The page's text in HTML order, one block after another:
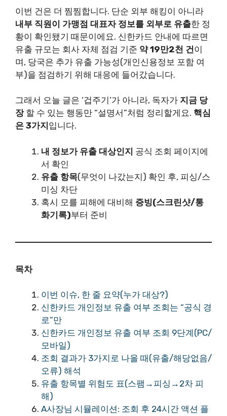
이번 건은 더 찜찜합니다. 단순 외부 해킹이 아니라
내부 직원이 가맹점 대표자 정보를 외부로 유출한 정
황이 확인됐기 때문이에요. 신한카드 안내에 따르면
유출 규모는 회사 자체 점검 기준 약 19만2천 건이
며, 당국은 추가 유출 가능성(개인신용정보 포함 여
부)을 점검하기 위해 대응에 들어갔습니다.
그래서 오늘 글은 ‘겁주기’가 아니라, 독자가 지금 당
장할 수 있는 행동만 “설명서”처럼 정리할게요. 핵심
은 3가지 입니다.
내 정보가 유출 대상인지 공식 조회 페이지에
서 확인
유출 항목(무엇이 나갔는지) 확인 후, 피싱/스
미싱 차단
혹시 모를 피해에 대비해 증빙(스크린샷/통
화기록)부터 준비
목차
이번 이슈, 한 줄 요약(누가 대상?)
신한카드 개인정보 유출 여부 조회는 “공식 경
로”만
신한카드 개인정보 유출 여부 조회 9단계(PC/
모바일)
조회 결과가 3가지로 나올 때(유출/해당없음/
오류) 해석
유출 항목별 위험도 표(스팸→피싱→2차 피
해)
A사장님 시뮬레이션: 조회 후 24시간 액션 플